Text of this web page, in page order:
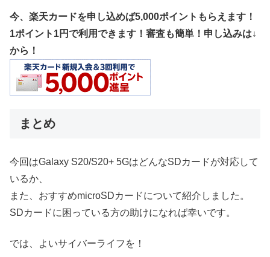
今、楽天カードを申し込めば5,000ポイントもらえます！
1ポイント1円で利用できます！審査も簡単！申し込みは↓
から！
まとめ
今回はGalaxy S20/S20+ 5GはどんなSDカードが対応して
いるか、
また、おすすめmicroSDカードについて紹介しました。
SDカードに困っている方の助けになれば幸いです。
では、よいサイバーライフを！